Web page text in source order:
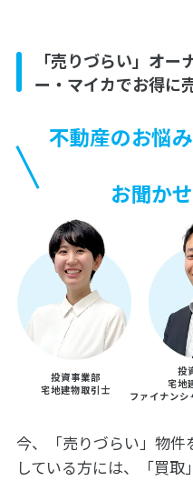
「売りづらい」オ
ー・マイカでお得に
不動産のお悩
お聞か
投資事業部
宅地建物取引士
投
宅地
ファイナン
今、「売りづらい」物件
している方には、「買取